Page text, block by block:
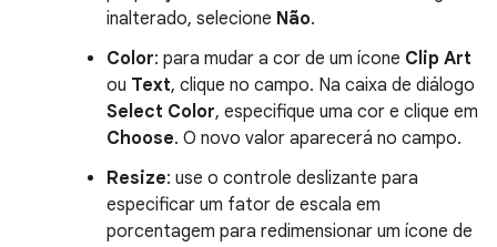
inalterado, selecione Não.
Color: para mudar a cor de um ícone Clip Art
ou Text, clique no campo. Na caixa de diálogo
Select Color, especifique uma cor e clique em
Choose. O novo valor aparecerá no campo.
Resize: use o controle deslizante para
especificar um fator de escala em
porcentagem para redimensionar um ícone de